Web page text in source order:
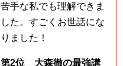
苦手な私でも理解できま
した。すごくお世話にな
りました！
第2位 大森徹の最強講